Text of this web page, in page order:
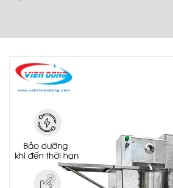
MÁY CHẾ BIẾN THỰC PHẨM
MÁY CHẾ BIẾN NÔNG SẢN
THIẾT BỊ LÀM ĐỒ ĂN NHANH